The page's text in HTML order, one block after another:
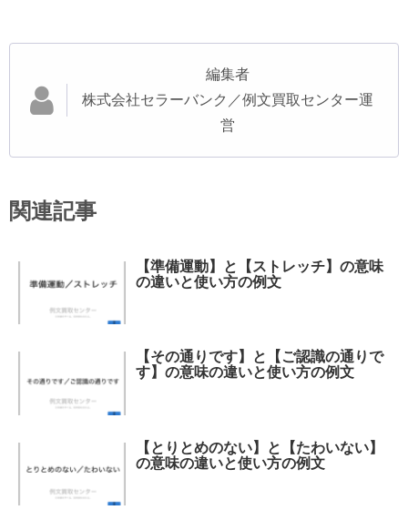
編集者
株式会社セラーバンク／例文買取センター運
営
関連記事
【準備運動】と【ストレッチ】の意味
の違いと使い方の例文
【その通りです】と【ご認識の通りで
す】の意味の違いと使い方の例文
【とりとめのない】と【たわいない】
の意味の違いと使い方の例文